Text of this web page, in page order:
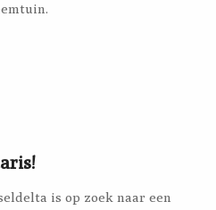
is op zoek naar een